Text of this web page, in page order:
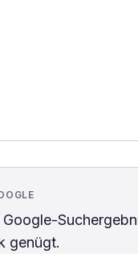
genügt.